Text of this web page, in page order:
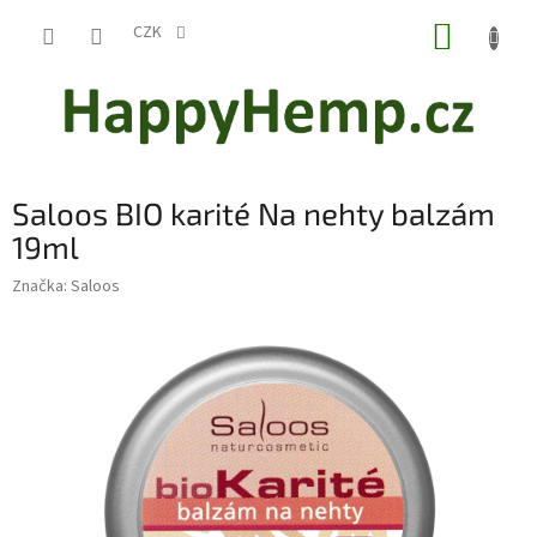
CZK
Saloos BIO karité Na nehty balzám
19ml
Značka: Saloos